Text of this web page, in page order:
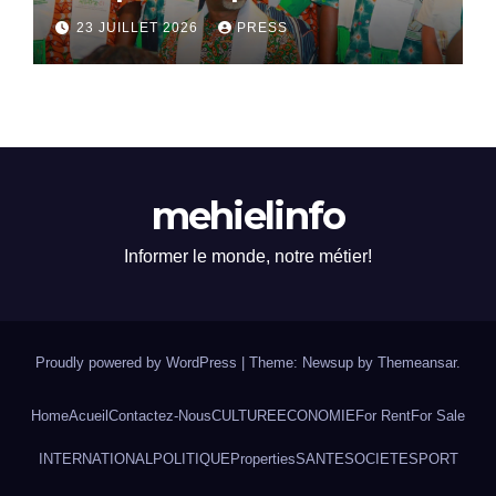
dialogue national
23 JUILLET 2026 PRESS
mehielinfo
Informer le monde, notre métier!
Proudly powered by WordPress | Theme: Newsup by Themeansar.
HomeAcueil Contactez-NousCULTURE ECONOMIE For RentFor Sale
INTERNATIONAL POLITIQUE PropertiesSANTESOCIETESPORT